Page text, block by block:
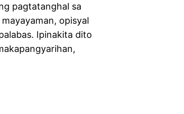
pagtatanghal sa
opisyal
Ipinakita dito